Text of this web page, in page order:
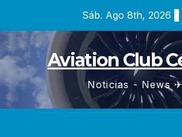
contenido
Sáb. Ago 8th, 2026
Aviation Club
Noticias - News